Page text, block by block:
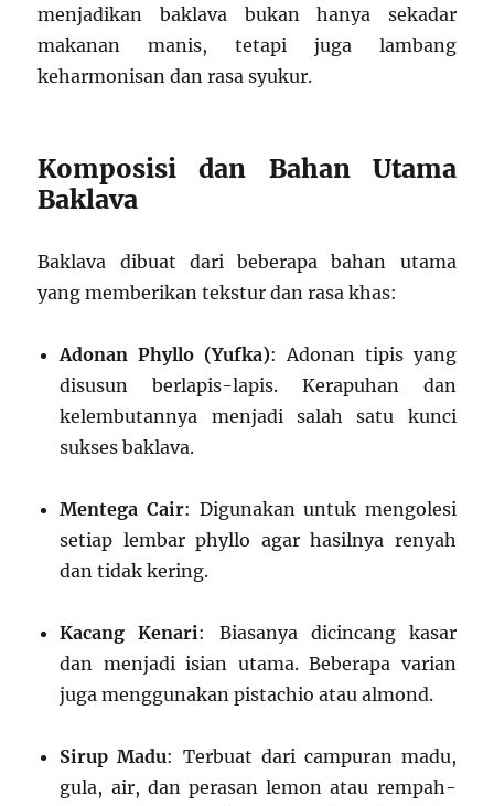
menjadikan baklava bukan hanya sekadar
makanan manis, tetapi juga lambang
keharmonisan dan rasa syukur.
Komposisi dan Bahan Utama
Baklava
Baklava dibuat dari beberapa bahan utama
yang memberikan tekstur dan rasa khas:
Adonan Phyllo (Yufka): Adonan tipis yang
disusun berlapis-lapis. Kerapuhan dan
kelembutannya menjadi salah satu kunci
sukses baklava.
Mentega Cair: Digunakan untuk mengolesi
setiap lembar phyllo agar hasilnya renyah
dan tidak kering.
Kacang Kenari: Biasanya dicincang kasar
dan menjadi isian utama. Beberapa varian
juga menggunakan pistachio atau almond.
Sirup Madu: Terbuat dari campuran madu,
gula, air, dan perasan lemon atau rempah-